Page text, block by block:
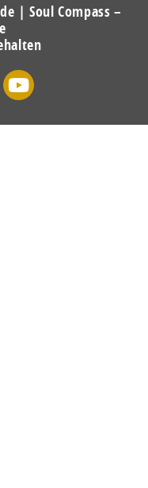
| Soul Compass –